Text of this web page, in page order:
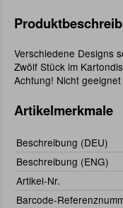
Verschiedene Designs
Zwölf Stück im
Achtung! Nicht
Artikelmerkmale
Beschreibung (DEU)
Beschreibung (ENG)
Artikel-Nr.
Barcode-